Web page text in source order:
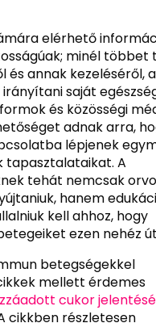
elérhető
minél többet
és annak kezeléséről,
saját
és közösségi
adnak arra,
lépjenek
tapasztalataikat. A
tehát nemcsak
hanem
kell ahhoz, hogy
ezen nehéz
betegségekkel
mellett érdemes
cukor
cikkben részletesen